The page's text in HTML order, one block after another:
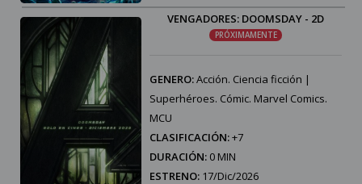
VENGADORES: DOOMSDAY - 2D
PRÓXIMAMENTE
GENERO:Acción. Ciencia ficción |
Superhéroes. Cómic. Marvel Comics.
MCU
CLASIFICACIÓN:+7
DURACIÓN: 0 MIN
ESTRENO: 17/Dic/2026